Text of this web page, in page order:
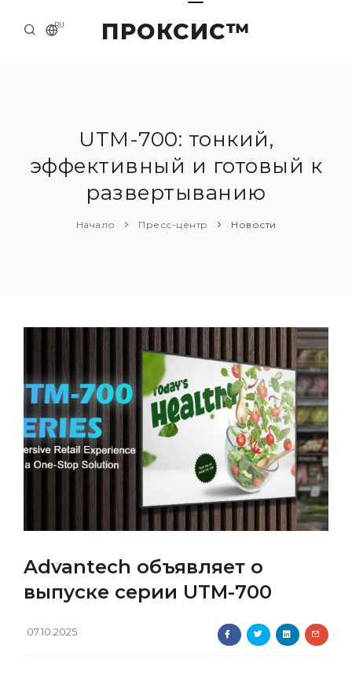
ПРОКСИС™
RU
О КОМПАНИИ
ПРИМЕРЫ И РЕШЕНИЯ
КАТАЛОГ ПРОДУКЦИИ
ПРЕСС-ЦЕНТР
UTM-700: тонкий,
эффективный и готовый к
развертыванию
Начало Пресс-центр Новости
Advantech объявляет о
выпуске серии UTM-700
07.10.2025